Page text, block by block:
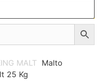
MALT
Malto
25 Kg